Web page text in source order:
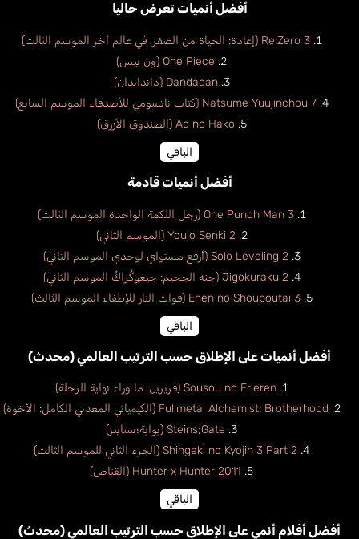
أفضل أنميات تعرض حاليا
Re:Zero 3 (إعادة: الحياة من الصفر، في عالم أخر الموسم الثالث)
One Piece (ون بيس)
Dandadan (دانداندان)
Natsume Yuujinchou 7 (كتاب ناتسومي للأصدقاء الموسم السابع)
Ao no Hako (الصندوق الأزرق)
الباقي
أفضل أنميات قادمة
One Punch Man 3 (رجل اللكمة الواحدة الموسم الثالث)
Youjo Senki 2 (الموسم الثاني)
Solo Leveling 2 (أرفع مستواي لوحدي الموسم الثاني)
Jigokuraku 2 (جنة الجحيم: جيغوكُراكُ الموسم الثاني)
Enen no Shouboutai 3 (قوات النار للإطفاء الموسم الثالث)
الباقي
أفضل أنميات على الإطلاق حسب الترتيب العالمي (محدث)
Sousou no Frieren (فريرين: ما وراء نهاية الرحلة)
Fullmetal Alchemist: Brotherhood (الكيميائي المعدني الكامل: الأخوة)
Steins;Gate (بوابة؛ستاينز)
Shingeki no Kyojin 3 Part 2 (الجزء الثاني للموسم الثالث)
Hunter x Hunter 2011 (القناص)
الباقي
أفضل أفلام أنمي على الإطلاق حسب الترتيب العالمي (محدث)